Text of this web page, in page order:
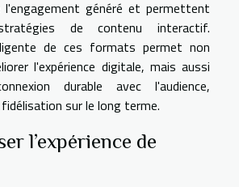
l'engagement généré et permettent
de contenu interactif.
de ces formats permet non
l'expérience digitale, mais aussi
durable avec l'audience,
sur le long terme.
l’expérience de